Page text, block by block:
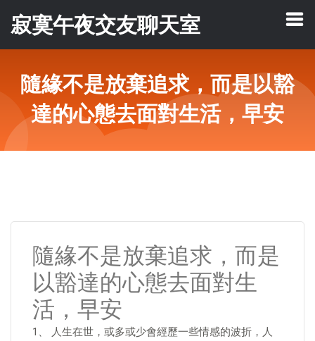
寂寞午夜交友聊天室
隨緣不是放棄追求，而是以豁
達的心態去面對生活，早安
隨緣不是放棄追求，而是
以豁達的心態去面對生
活，早安
1、 人生在世，或多或少會經歷一些情感的波折，人